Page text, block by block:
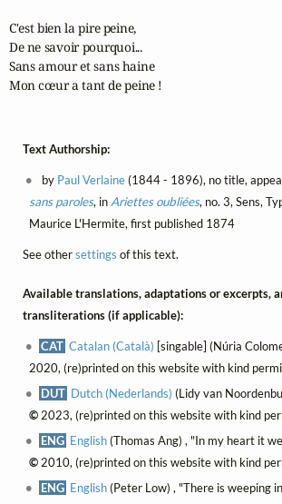
C'est bien la pire peine,
De ne savoir pourquoi...
Sans amour et sans haine
Mon cœur a tant de peine !
Text Authorship:
by Paul Verlaine(1844 - 1896), no title,
sans paroles, in Ariettes oubliées, no. 3, Sens,
Maurice L'Hermite, first published 1874
See othersettings of this text.
Available translations, adaptations or excerpts,
transliterations (if applicable):
CAT Catalan (Català) [singable] (Núria
2020, (re)printed on this website with kind
DUT Dutch (Nederlands) (Lidy van
©2023, (re)printed on this website with kind
ENG English(Thomas Ang) , "In my heart it
©2010, (re)printed on this website with kind
ENG English(Peter Low) , "There is weeping